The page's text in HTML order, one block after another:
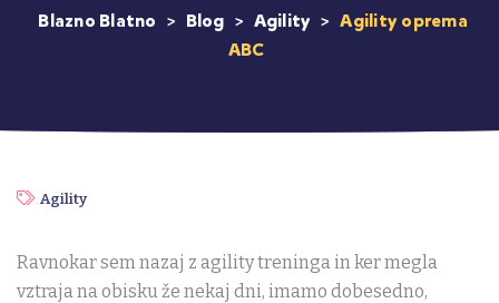
Blazno Blatno > Blog > Agility > Agility oprema
ABC
Agility
Ravnokar sem nazaj z agility treninga in ker megla
vztraja na obisku že nekaj dni, imamo dobesedno,